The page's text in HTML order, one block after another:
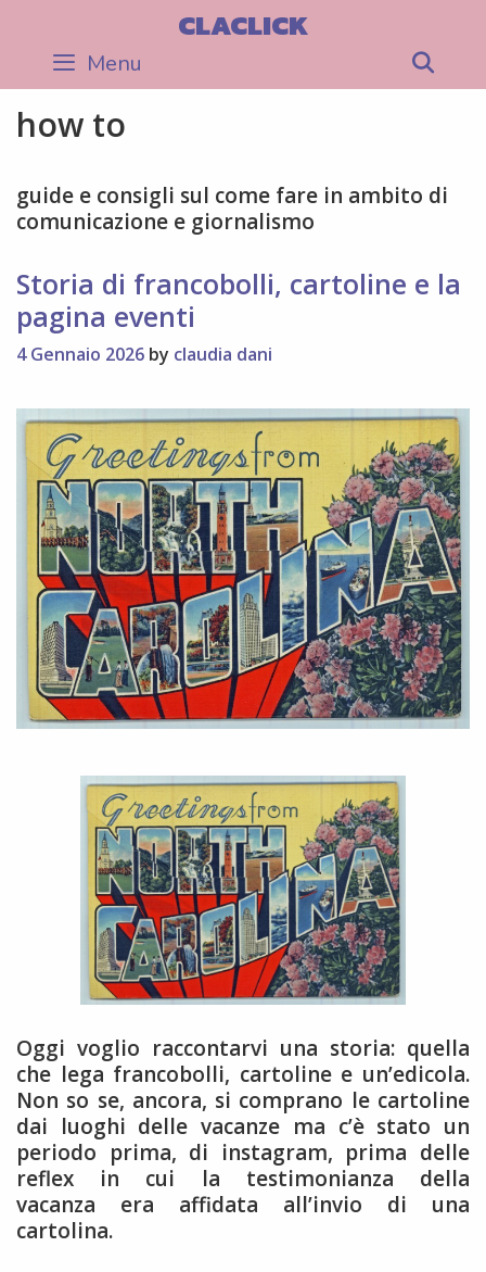
content
CLACLICK
Menu
how to
guide e consigli sul come fare in ambito di
comunicazione e giornalismo
Storia di francobolli, cartoline e la
pagina eventi
4 Gennaio 2026 by claudia dani
Oggi voglio raccontarvi una storia: quella
che lega francobolli, cartoline e un’edicola.
Non so se, ancora, si comprano le cartoline
dai luoghi delle vacanze ma c’è stato un
periodo prima, di instagram, prima delle
reflex in cui la testimonianza della
vacanza era affidata all’invio di una
cartolina.